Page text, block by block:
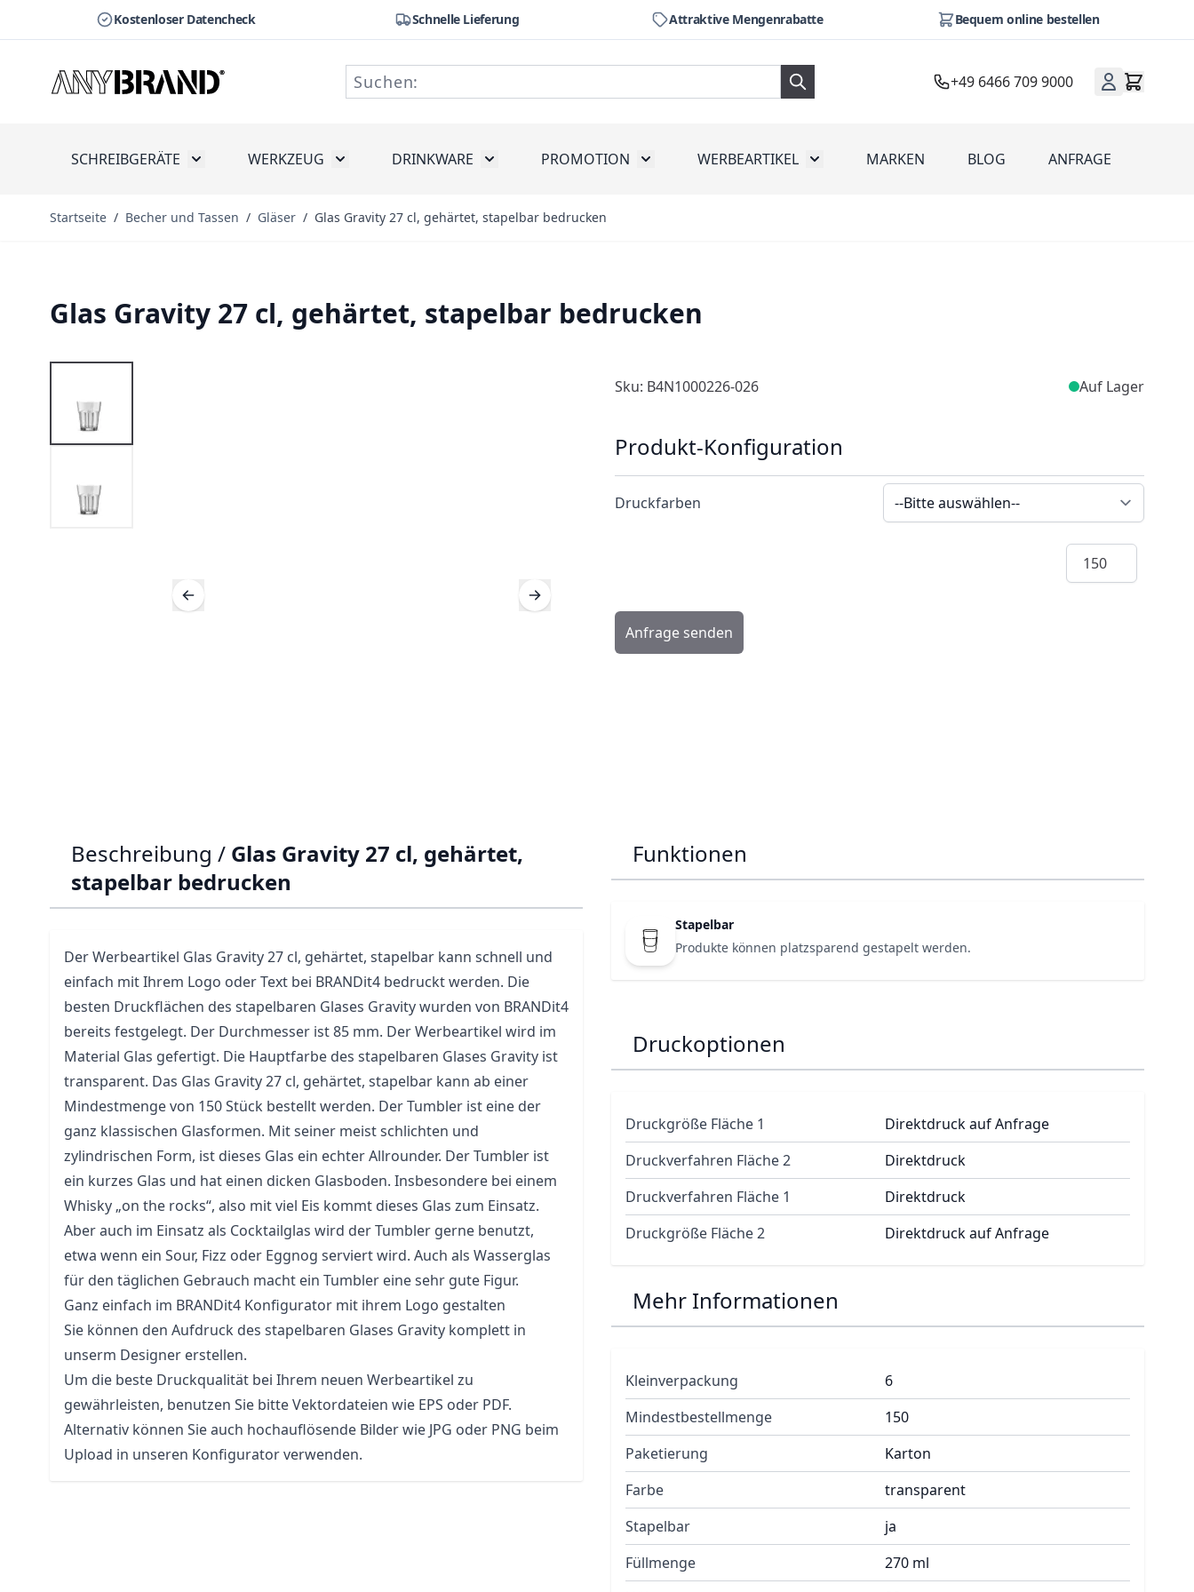
Kostenloser Datencheck Schnelle Lieferung Attraktive Mengenrabatte Bequem online bestellen
+49 6466 709 9000
SCHREIBGERÄTE Toggle submenu for Schreibgeräte
WERKZEUG Toggle submenu for Werkzeug
DRINKWARE Toggle submenu for Drinkware
PROMOTION Toggle submenu for Promotion
WERBEARTIKEL Toggle submenu for Werbeartikel
MARKEN BLOG ANFRAGE
Startseite / Becher und Tassen / Gläser / Glas Gravity 27 cl, gehärtet, stapelbar bedrucken
Glas Gravity 27 cl, gehärtet, stapelbar bedrucken
Sku: B4N1000226-026 Auf Lager
Produkt-Konfiguration
Druckfarben
Menge
Anfrage senden
Beschreibung / Glas Gravity 27 cl, gehärtet,
stapelbar bedrucken
Der Werbeartikel Glas Gravity 27 cl, gehärtet, stapelbar kann schnell und
einfach mit Ihrem Logo oder Text bei BRANDit4 bedruckt werden. Die
besten Druckflächen des stapelbaren Glases Gravity wurden von BRANDit4
bereits festgelegt. Der Durchmesser ist 85 mm. Der Werbeartikel wird im
Material Glas gefertigt. Die Hauptfarbe des stapelbaren Glases Gravity ist
transparent. Das Glas Gravity 27 cl, gehärtet, stapelbar kann ab einer
Mindestmenge von 150 Stück bestellt werden. Der Tumbler ist eine der
ganz klassischen Glasformen. Mit seiner meist schlichten und
zylindrischen Form, ist dieses Glas ein echter Allrounder. Der Tumbler ist
ein kurzes Glas und hat einen dicken Glasboden. Insbesondere bei einem
Whisky „on the rocks“, also mit viel Eis kommt dieses Glas zum Einsatz.
Aber auch im Einsatz als Cocktailglas wird der Tumbler gerne benutzt,
etwa wenn ein Sour, Fizz oder Eggnog serviert wird. Auch als Wasserglas
für den täglichen Gebrauch macht ein Tumbler eine sehr gute Figur.
Ganz einfach im BRANDit4 Konfigurator mit ihrem Logo gestalten
Sie können den Aufdruck des stapelbaren Glases Gravity komplett in
unserm Designer erstellen.
Um die beste Druckqualität bei Ihrem neuen Werbeartikel zu
gewährleisten, benutzen Sie bitte Vektordateien wie EPS oder PDF.
Alternativ können Sie auch hochauflösende Bilder wie JPG oder PNG beim
Upload in unseren Konfigurator verwenden.
Funktionen
Stapelbar
Produkte können platzsparend gestapelt werden.
Druckoptionen
Druckgröße Fläche 1
Direktdruck auf Anfrage
Druckverfahren Fläche 2
Direktdruck
Druckverfahren Fläche 1
Direktdruck
Druckgröße Fläche 2
Direktdruck auf Anfrage
Mehr Informationen
Kleinverpackung
6
Mindestbestellmenge
150
Paketierung
Karton
Farbe
transparent
Stapelbar
ja
Füllmenge
270 ml